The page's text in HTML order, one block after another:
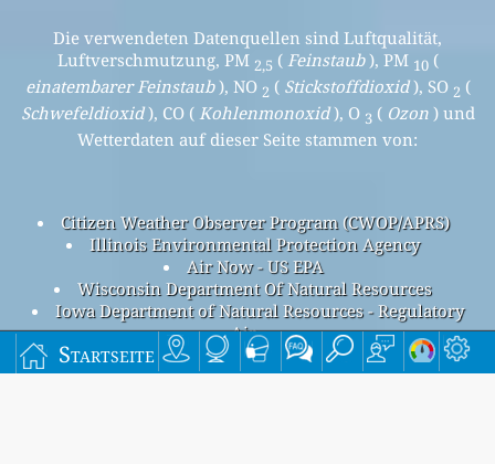
Startseite
Die verwendeten Datenquellen sind Luftqualität,
Luftverschmutzung, PM 2,5 ( Feinstaub), PM 10(
einatembarer Feinstaub), NO 2 ( Stickstoffdioxid), SO 2 (
Schwefeldioxid), CO ( Kohlenmonoxid), O 3 ( Ozon) und
Wetterdaten auf dieser Seite stammen von:
Citizen Weather Observer Program (CWOP/APRS)
Illinois Environmental Protection Agency
Air Now - US EPA
Wisconsin Department Of Natural Resources
Iowa Department of Natural Resources - Regulatory
Air
Luftverschmutzung in Rockford, Illinois, USA
Beijing overall air quality index is 48